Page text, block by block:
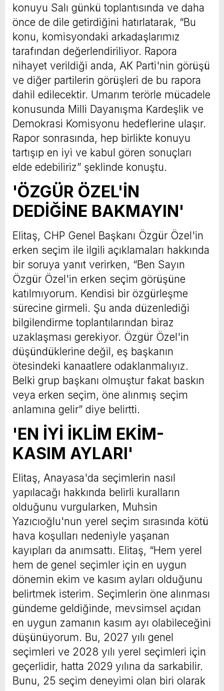
konuyu Salı günkü toplantısında ve daha
önce de dile getirdiğini hatırlatarak, “Bu
konu, komisyondaki arkadaşlarımız
tarafından değerlendiriliyor. Rapora
nihayet verildiği anda, AK Parti'nin görüşü
ve diğer partilerin görüşleri de bu rapora
dahil edilecektir. Umarım terörle mücadele
konusunda Milli Dayanışma Kardeşlik ve
Demokrasi Komisyonu hedeflerine ulaşır.
Rapor sonrasında, hep birlikte konuyu
tartışıp en iyi ve kabul gören sonuçları
elde edebiliriz” şeklinde konuştu.
'ÖZGÜR ÖZEL'İN
DEDİĞİNE BAKMAYIN'
Elitaş, CHP Genel Başkanı Özgür Özel'in
erken seçim ile ilgili açıklamaları hakkında
bir soruya yanıt verirken, “Ben Sayın
Özgür Özel'in erken seçim görüşüne
katılmıyorum. Kendisi bir özgürleşme
sürecine girmeli. Şu anda düzenlediği
bilgilendirme toplantılarından biraz
uzaklaşması gerekiyor. Özgür Özel'in
düşündüklerine değil, eş başkanın
ötesindeki kanaatlere odaklanmalıyız.
Belki grup başkanı olmuştur fakat baskın
veya erken seçim, öne alınmış seçim
anlamına gelir” diye belirtti.
'EN İYİ İKLİM EKİM-
KASIM AYLARI'
Elitaş, Anayasa'da seçimlerin nasıl
yapılacağı hakkında belirli kuralların
olduğunu vurgularken, Muhsin
Yazıcıoğlu'nun yerel seçim sırasında kötü
hava koşulları nedeniyle yaşanan
kayıpları da anımsattı. Elitaş, “Hem yerel
hem de genel seçimler için en uygun
dönemin ekim ve kasım ayları olduğunu
belirtmek isterim. Seçimlerin öne alınması
gündeme geldiğinde, mevsimsel açıdan
en uygun zamanın kasım ayı olabileceğini
düşünüyorum. Bu, 2027 yılı genel
seçimleri ve 2028 yılı yerel seçimleri için
geçerlidir, hatta 2029 yılına da sarkabilir.
Bunu, 25 seçim deneyimi olan biri olarak